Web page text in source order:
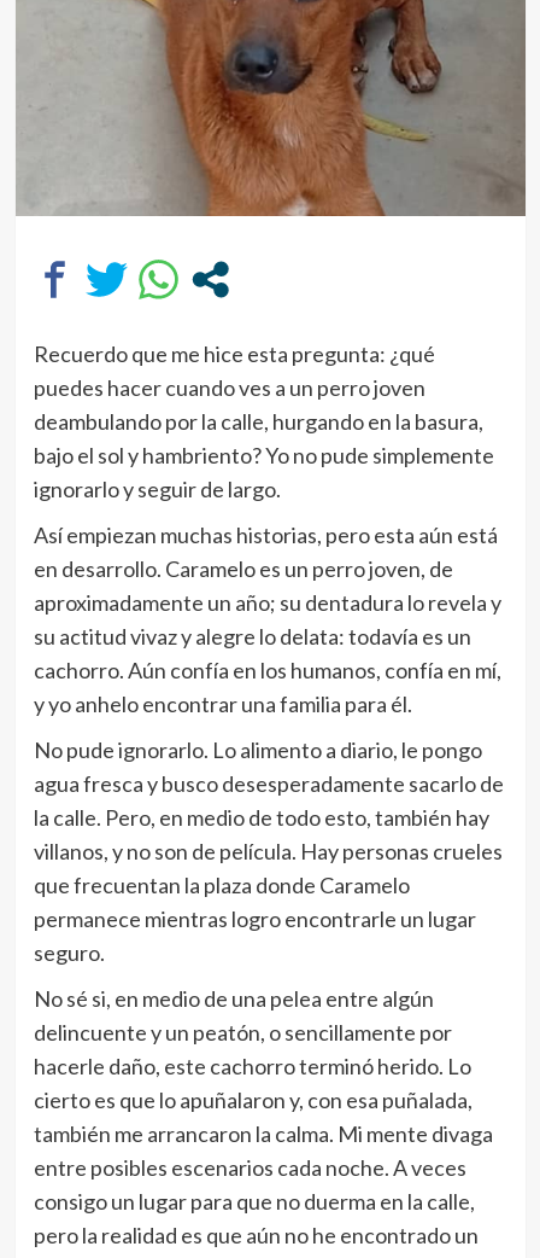
Recuerdo que me hice esta pregunta: ¿qué
puedes hacer cuando ves a un perro joven
deambulando por la calle, hurgando en la basura,
bajo el sol y hambriento? Yo no pude simplemente
ignorarlo y seguir de largo.
Así empiezan muchas historias, pero esta aún está
en desarrollo. Caramelo es un perro joven, de
aproximadamente un año; su dentadura lo revela y
su actitud vivaz y alegre lo delata: todavía es un
cachorro. Aún confía en los humanos, confía en mí,
y yo anhelo encontrar una familia para él.
No pude ignorarlo. Lo alimento a diario, le pongo
agua fresca y busco desesperadamente sacarlo de
la calle. Pero, en medio de todo esto, también hay
villanos, y no son de película. Hay personas crueles
que frecuentan la plaza donde Caramelo
permanece mientras logro encontrarle un lugar
seguro.
No sé si, en medio de una pelea entre algún
delincuente y un peatón, o sencillamente por
hacerle daño, este cachorro terminó herido. Lo
cierto es que lo apuñalaron y, con esa puñalada,
también me arrancaron la calma. Mi mente divaga
entre posibles escenarios cada noche. A veces
consigo un lugar para que no duerma en la calle,
pero la realidad es que aún no he encontrado un